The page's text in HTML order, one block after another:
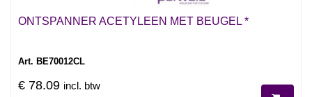
ONTSPANNER ACETYLEEN MET BEUGEL *
Art. BE70012CL
€ 78.09 incl. btw